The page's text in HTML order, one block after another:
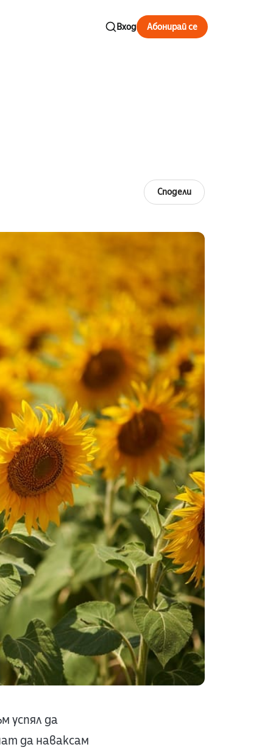
Вход Абонирай се
Сподели
успял да
да наваксам